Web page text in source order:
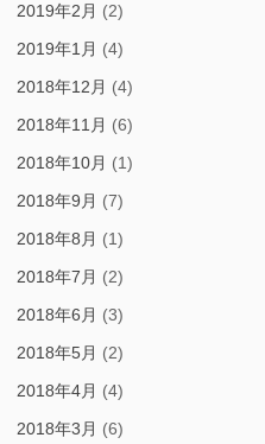
2019年2月 (2)
2019年1月 (4)
2018年12月 (4)
2018年11月 (6)
2018年10月 (1)
2018年9月 (7)
2018年8月 (1)
2018年7月 (2)
2018年6月 (3)
2018年5月 (2)
2018年4月 (4)
2018年3月 (6)